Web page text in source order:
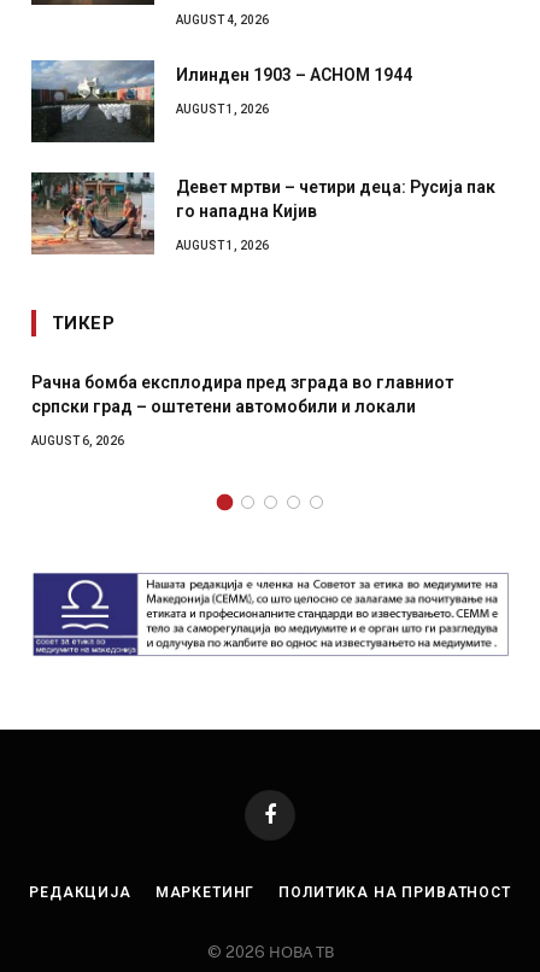
AUGUST 4, 2026
Илинден 1903 – АСНОМ 1944
AUGUST 1, 2026
Девет мртви – четири деца: Русија пак
го нападна Кијив
AUGUST 1, 2026
ТИКЕР
во главниот
и локали
И Данска се милитарилизира –
месечна воена
Facebook
РЕДАКЦИЈА МАРКЕТИНГ ПОЛИТИКА НА ПРИВАТНОСТ
© 2026 НОВА ТВ